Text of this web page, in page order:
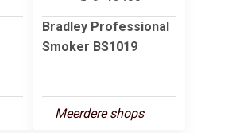
Bradley Professional
Smoker BS1019
Meerdere shops